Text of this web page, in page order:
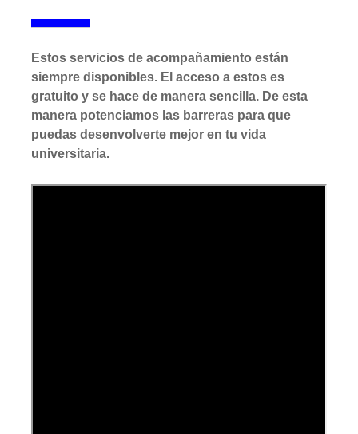
Estos servicios de acompañamiento están
siempre disponibles. El acceso a estos es
gratuito y se hace de manera sencilla. De esta
manera potenciamos las barreras para que
puedas desenvolverte mejor en tu vida
universitaria.